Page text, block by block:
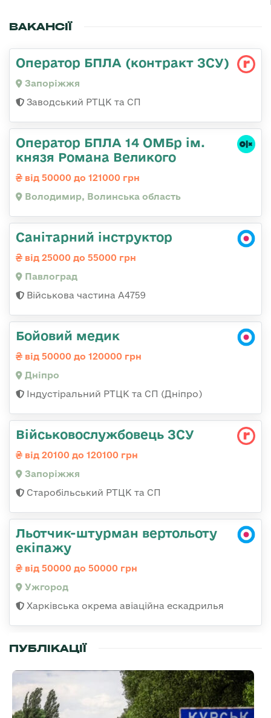
ВАКАНСІЇ
Оператор БПЛА (контракт ЗСУ)
Запоріжжя
Заводський РТЦК та СП
Оператор БПЛА 14 ОМБр ім.
князя Романа Великого
від 50000 до 121000 грн
Володимир, Волинська область
Санітарний інструктор
від 25000 до 55000 грн
Павлоград
Військова частина А4759
Бойовий медик
від 50000 до 120000 грн
Дніпро
Індустіральний РТЦК та СП (Дніпро)
Військовослужбовець ЗСУ
від 20100 до 120100 грн
Запоріжжя
Старобільський РТЦК та СП
Льотчик-штурман вертольоту
екіпажу
від 50000 до 50000 грн
Ужгород
Харківська окрема авіаційна ескадрилья
ПУБЛІКАЦІЇ